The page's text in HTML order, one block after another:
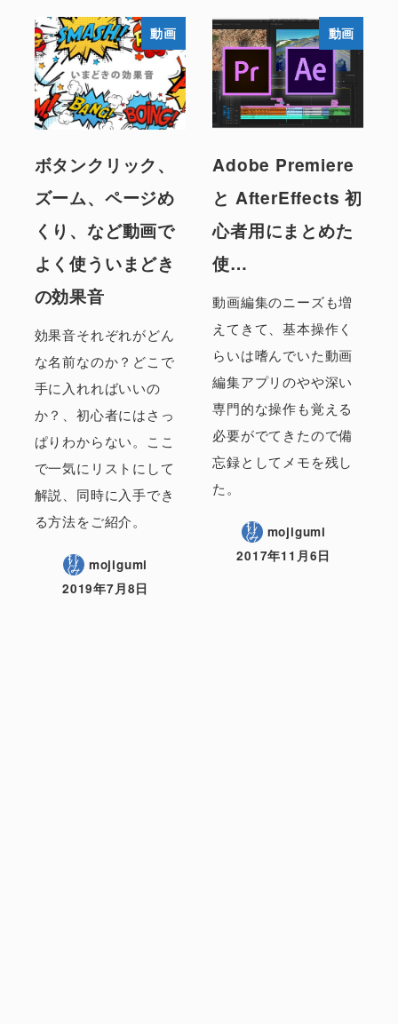
動画
ボタンクリック、
ズーム、ページめ
くり、など動画で
よく使ういまどき
の効果音
効果音それぞれがどん
な名前なのか？どこで
手に入れればいいの
か？、初心者にはさっ
ぱりわからない。ここ
で一気にリストにして
解説、同時に入手でき
る方法をご紹介。
mojigumi
2019年7月8日
動画
Adobe Premiere
と AfterEffects 初
心者用にまとめた
使…
動画編集のニーズも増
えてきて、基本操作く
らいは嗜んでいた動画
編集アプリのやや深い
専門的な操作も覚える
必要がでてきたので備
忘録としてメモを残し
た。
mojigumi
2017年11月6日